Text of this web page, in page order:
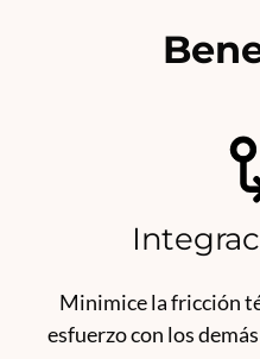
Minimice la fricción
esfuerzo con los